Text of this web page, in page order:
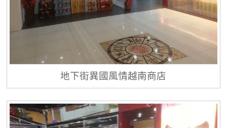
地下街異國風情越南商店